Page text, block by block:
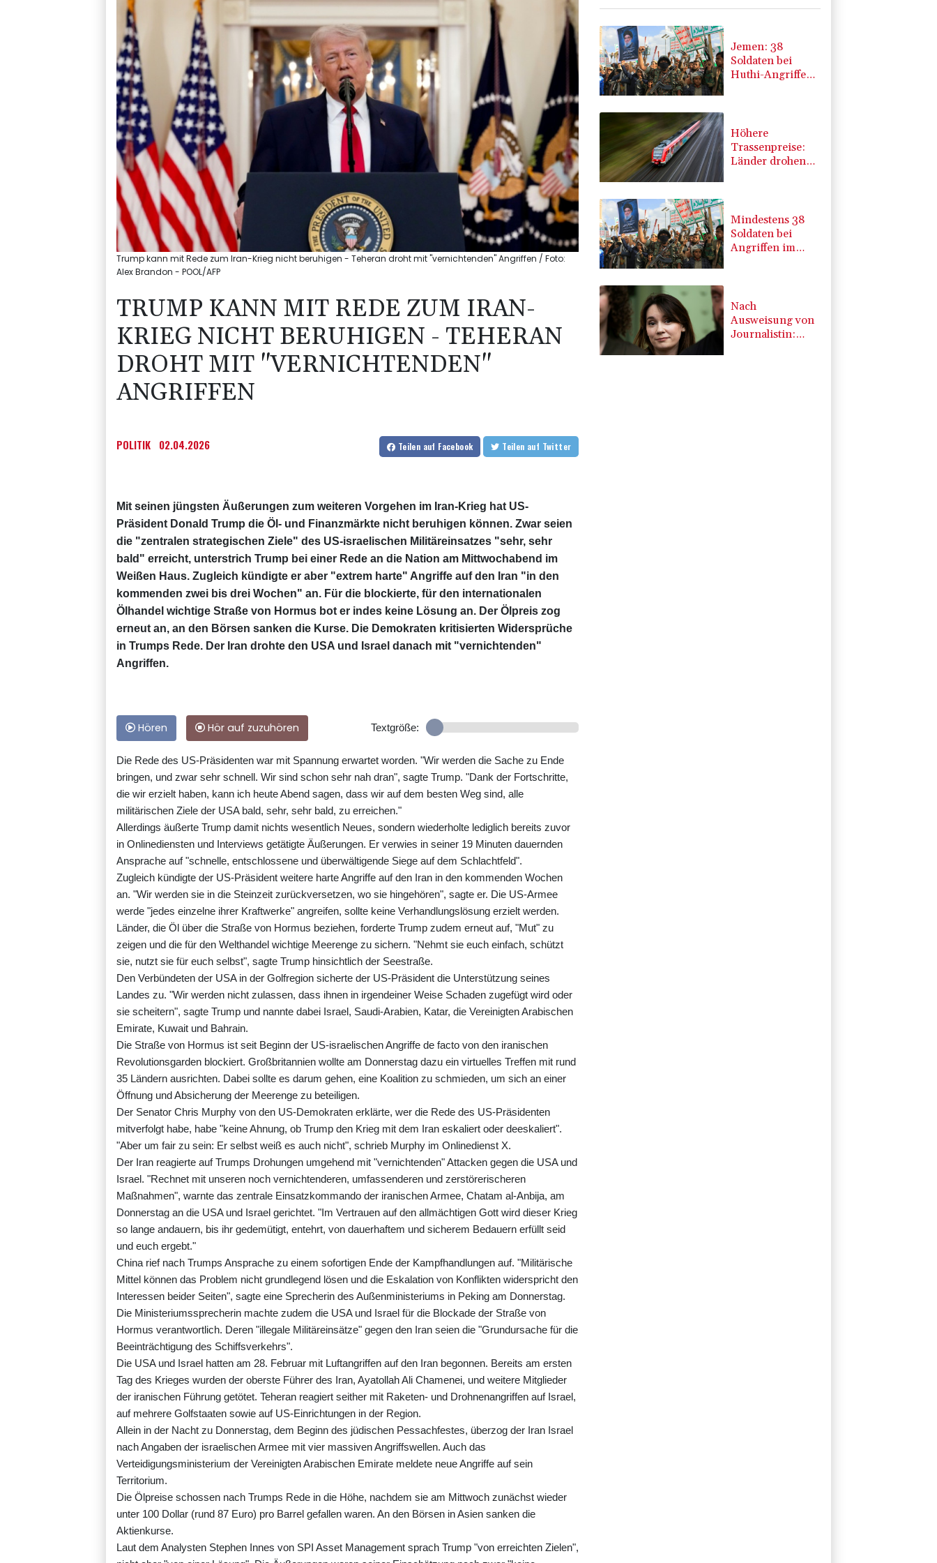
Trump kann mit Rede zum Iran-Krieg nicht beruhigen - Teheran droht mit "vernichtenden" Angriffen / Foto:
Alex Brandon - POOL/AFP
TRUMP KANN MIT REDE ZUM IRAN-
KRIEG NICHT BERUHIGEN - TEHERAN
DROHT MIT "VERNICHTENDEN"
ANGRIFFEN
POLITIK 02.04.2026 Teilen auf Facebook Teilen auf Twitter
Mit seinen jüngsten Äußerungen zum weiteren Vorgehen im Iran-Krieg hat US-
Präsident Donald Trump die Öl- und Finanzmärkte nicht beruhigen können. Zwar seien
die "zentralen strategischen Ziele" des US-israelischen Militäreinsatzes "sehr, sehr
bald" erreicht, unterstrich Trump bei einer Rede an die Nation am Mittwochabend im
Weißen Haus. Zugleich kündigte er aber "extrem harte" Angriffe auf den Iran "in den
kommenden zwei bis drei Wochen" an. Für die blockierte, für den internationalen
Ölhandel wichtige Straße von Hormus bot er indes keine Lösung an. Der Ölpreis zog
erneut an, an den Börsen sanken die Kurse. Die Demokraten kritisierten Widersprüche
in Trumps Rede. Der Iran drohte den USA und Israel danach mit "vernichtenden"
Angriffen.
Hören Hör auf zuzuhören Textgröße:
Die Rede des US-Präsidenten war mit Spannung erwartet worden. "Wir werden die Sache zu Ende
bringen, und zwar sehr schnell. Wir sind schon sehr nah dran", sagte Trump. "Dank der Fortschritte,
die wir erzielt haben, kann ich heute Abend sagen, dass wir auf dem besten Weg sind, alle
militärischen Ziele der USA bald, sehr, sehr bald, zu erreichen."
Allerdings äußerte Trump damit nichts wesentlich Neues, sondern wiederholte lediglich bereits zuvor
in Onlinediensten und Interviews getätigte Äußerungen. Er verwies in seiner 19 Minuten dauernden
Ansprache auf "schnelle, entschlossene und überwältigende Siege auf dem Schlachtfeld".
Zugleich kündigte der US-Präsident weitere harte Angriffe auf den Iran in den kommenden Wochen
an. "Wir werden sie in die Steinzeit zurückversetzen, wo sie hingehören", sagte er. Die US-Armee
werde "jedes einzelne ihrer Kraftwerke" angreifen, sollte keine Verhandlungslösung erzielt werden.
Länder, die Öl über die Straße von Hormus beziehen, forderte Trump zudem erneut auf, "Mut" zu
zeigen und die für den Welthandel wichtige Meerenge zu sichern. "Nehmt sie euch einfach, schützt
sie, nutzt sie für euch selbst", sagte Trump hinsichtlich der Seestraße.
Den Verbündeten der USA in der Golfregion sicherte der US-Präsident die Unterstützung seines
Landes zu. "Wir werden nicht zulassen, dass ihnen in irgendeiner Weise Schaden zugefügt wird oder
sie scheitern", sagte Trump und nannte dabei Israel, Saudi-Arabien, Katar, die Vereinigten Arabischen
Emirate, Kuwait und Bahrain.
Die Straße von Hormus ist seit Beginn der US-israelischen Angriffe de facto von den iranischen
Revolutionsgarden blockiert. Großbritannien wollte am Donnerstag dazu ein virtuelles Treffen mit rund
35 Ländern ausrichten. Dabei sollte es darum gehen, eine Koalition zu schmieden, um sich an einer
Öffnung und Absicherung der Meerenge zu beteiligen.
Der Senator Chris Murphy von den US-Demokraten erklärte, wer die Rede des US-Präsidenten
mitverfolgt habe, habe "keine Ahnung, ob Trump den Krieg mit dem Iran eskaliert oder deeskaliert".
"Aber um fair zu sein: Er selbst weiß es auch nicht", schrieb Murphy im Onlinedienst X.
Der Iran reagierte auf Trumps Drohungen umgehend mit "vernichtenden" Attacken gegen die USA und
Israel. "Rechnet mit unseren noch vernichtenderen, umfassenderen und zerstörerischeren
Maßnahmen", warnte das zentrale Einsatzkommando der iranischen Armee, Chatam al-Anbija, am
Donnerstag an die USA und Israel gerichtet. "Im Vertrauen auf den allmächtigen Gott wird dieser Krieg
so lange andauern, bis ihr gedemütigt, entehrt, von dauerhaftem und sicherem Bedauern erfüllt seid
und euch ergebt."
China rief nach Trumps Ansprache zu einem sofortigen Ende der Kampfhandlungen auf. "Militärische
Mittel können das Problem nicht grundlegend lösen und die Eskalation von Konflikten widerspricht den
Interessen beider Seiten", sagte eine Sprecherin des Außenministeriums in Peking am Donnerstag.
Die Ministeriumssprecherin machte zudem die USA und Israel für die Blockade der Straße von
Hormus verantwortlich. Deren "illegale Militäreinsätze" gegen den Iran seien die "Grundursache für die
Beeinträchtigung des Schiffsverkehrs".
Die USA und Israel hatten am 28. Februar mit Luftangriffen auf den Iran begonnen. Bereits am ersten
Tag des Krieges wurden der oberste Führer des Iran, Ayatollah Ali Chamenei, und weitere Mitglieder
der iranischen Führung getötet. Teheran reagiert seither mit Raketen- und Drohnenangriffen auf Israel,
auf mehrere Golfstaaten sowie auf US-Einrichtungen in der Region.
Allein in der Nacht zu Donnerstag, dem Beginn des jüdischen Pessachfestes, überzog der Iran Israel
nach Angaben der israelischen Armee mit vier massiven Angriffswellen. Auch das
Verteidigungsministerium der Vereinigten Arabischen Emirate meldete neue Angriffe auf sein
Territorium.
Die Ölpreise schossen nach Trumps Rede in die Höhe, nachdem sie am Mittwoch zunächst wieder
unter 100 Dollar (rund 87 Euro) pro Barrel gefallen waren. An den Börsen in Asien sanken die
Aktienkurse.
Laut dem Analysten Stephen Innes von SPI Asset Management sprach Trump "von erreichten Zielen",
Jemen: 38
Soldaten bei
Huthi-Angriffen
Vergeltung an
Höhere
Trassenpreise:
Länder drohen
Mindestens 38
Soldaten bei
Angriffen im
Attacke
Nach
Ausweisung von
Journalistin: